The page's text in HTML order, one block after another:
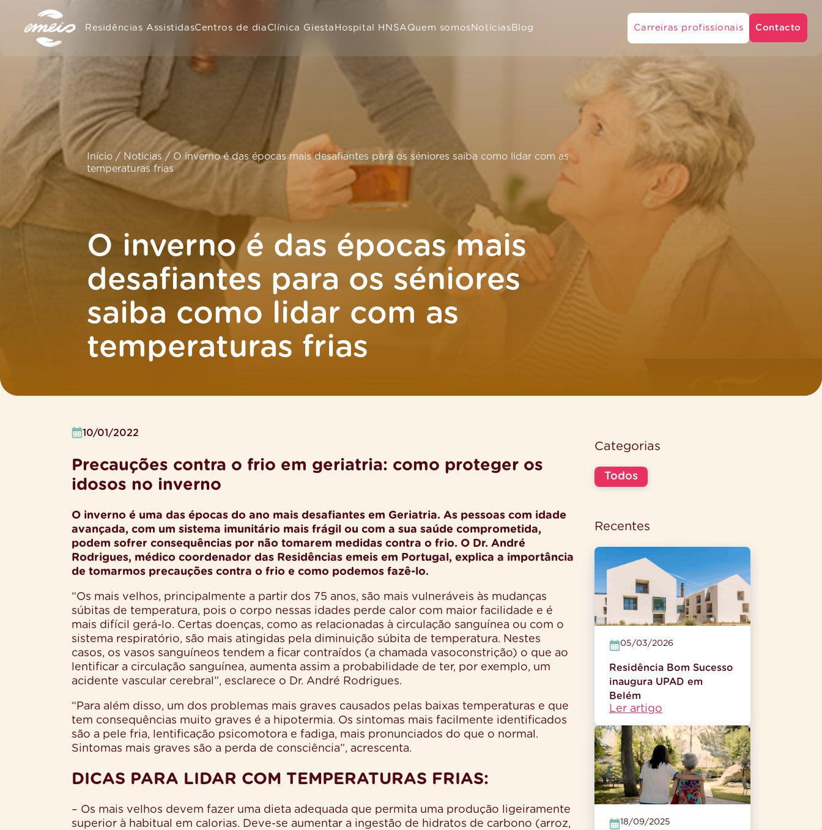
Residências AssistidasCentros de dia Clínica Giesta Hospital HNSA Quem somos Notícias Blog Carreiras profissionais Contacto
Início / Noticias / O inverno é das épocas mais desafiantes para os séniores saiba como lidar com as
temperaturas frias
O inverno é das épocas mais
desafiantes para os séniores
saiba como lidar com as
temperaturas frias
10/01/2022
Precauções contra o frio em geriatria: como proteger os
idosos no inverno
O inverno é uma das épocas do ano mais desafiantes em Geriatria. As pessoas com idade
avançada, com um sistema imunitário mais frágil ou com a sua saúde comprometida,
podem sofrer consequências por não tomarem medidas contra o frio. O Dr. André
Rodrigues, médico coordenador das Residências emeis em Portugal, explica a importância
de tomarmos precauções contra o frio e como podemos fazê-lo.
“Os mais velhos, principalmente a partir dos 75 anos, são mais vulneráveis às mudanças
súbitas de temperatura, pois o corpo nessas idades perde calor com maior facilidade e é
mais difícil gerá-lo. Certas doenças, como as relacionadas à circulação sanguínea ou com o
sistema respiratório, são mais atingidas pela diminuição súbita de temperatura. Nestes
casos, os vasos sanguíneos tendem a ficar contraídos (a chamada vasoconstrição) o que ao
lentificar a circulação sanguínea, aumenta assim a probabilidade de ter, por exemplo, um
acidente vascular cerebral”, esclarece o Dr. André Rodrigues.
“Para além disso, um dos problemas mais graves causados pelas baixas temperaturas e que
tem consequências muito graves é a hipotermia. Os sintomas mais facilmente identificados
são a pele fria, lentificação psicomotora e fadiga, mais pronunciados do que o normal.
Sintomas mais graves são a perda de consciência”, acrescenta.
DICAS PARA LIDAR COM TEMPERATURAS FRIAS:
– Os mais velhos devem fazer uma dieta adequada que permita uma produção ligeiramente
superior à habitual em calorias. Deve-se aumentar a ingestão de hidratos de carbono (arroz,
Categorias
Todos
Recentes
05/03/2026
Residência Bom Sucesso
inaugura UPAD em
Belém
Ler artigo
18/09/2025